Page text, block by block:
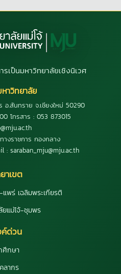
เป็นมหาวิทยาลัยเชิงนิเวศ
าวิทยาลัย
.สันทราย จ.เชียงใหม่ 50290
โทรสาร : 053 873015
างราชการ กองกลาง
: saraban_mju@mju.ac.th
าเขต
แพร่ เฉลิมพระเกียรติ
ยแม่โจ้-ชุมพร
ด่วน
ศึกษา
ลากร